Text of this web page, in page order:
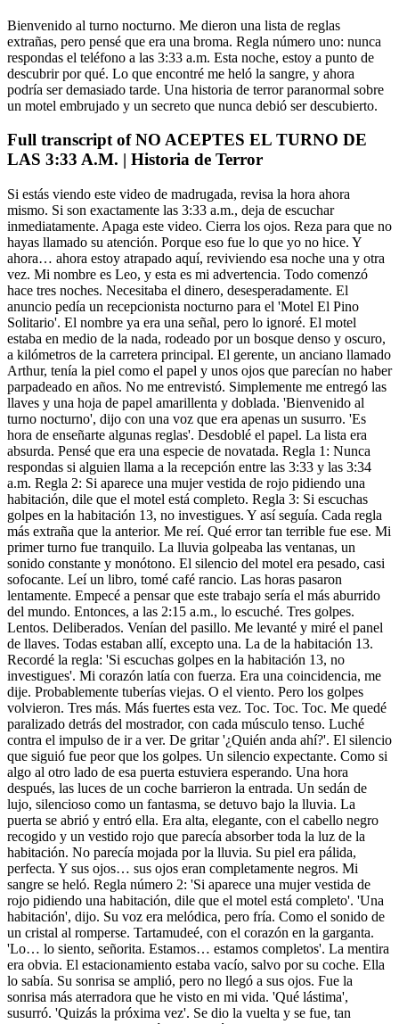
Bienvenido al turno nocturno. Me dieron una lista de reglas
extrañas, pero pensé que era una broma. Regla número uno: nunca
respondas el teléfono a las 3:33 a.m. Esta noche, estoy a punto de
descubrir por qué. Lo que encontré me heló la sangre, y ahora
podría ser demasiado tarde. Una historia de terror paranormal sobre
un motel embrujado y un secreto que nunca debió ser descubierto.
Full transcript ofNO ACEPTES EL TURNO DE
LAS 3:33 A.M. | Historia de Terror
Si estás viendo este video de madrugada, revisa la hora ahora
mismo. Si son exactamente las 3:33 a.m., deja de escuchar
inmediatamente. Apaga este video. Cierra los ojos. Reza para que no
hayas llamado su atención. Porque eso fue lo que yo no hice. Y
ahora… ahora estoy atrapado aquí, reviviendo esa noche una y otra
vez. Mi nombre es Leo, y esta es mi advertencia. Todo comenzó
hace tres noches. Necesitaba el dinero, desesperadamente. El
anuncio pedía un recepcionista nocturno para el 'Motel El Pino
Solitario'. El nombre ya era una señal, pero lo ignoré. El motel
estaba en medio de la nada, rodeado por un bosque denso y oscuro,
a kilómetros de la carretera principal. El gerente, un anciano llamado
Arthur, tenía la piel como el papel y unos ojos que parecían no haber
parpadeado en años. No me entrevistó. Simplemente me entregó las
llaves y una hoja de papel amarillenta y doblada. 'Bienvenido al
turno nocturno', dijo con una voz que era apenas un susurro. 'Es
hora de enseñarte algunas reglas'. Desdoblé el papel. La lista era
absurda. Pensé que era una especie de novatada. Regla 1: Nunca
respondas si alguien llama a la recepción entre las 3:33 y las 3:34
a.m. Regla 2: Si aparece una mujer vestida de rojo pidiendo una
habitación, dile que el motel está completo. Regla 3: Si escuchas
golpes en la habitación 13, no investigues. Y así seguía. Cada regla
más extraña que la anterior. Me reí. Qué error tan terrible fue ese. Mi
primer turno fue tranquilo. La lluvia golpeaba las ventanas, un
sonido constante y monótono. El silencio del motel era pesado, casi
sofocante. Leí un libro, tomé café rancio. Las horas pasaron
lentamente. Empecé a pensar que este trabajo sería el más aburrido
del mundo. Entonces, a las 2:15 a.m., lo escuché. Tres golpes.
Lentos. Deliberados. Venían del pasillo. Me levanté y miré el panel
de llaves. Todas estaban allí, excepto una. La de la habitación 13.
Recordé la regla: 'Si escuchas golpes en la habitación 13, no
investigues'. Mi corazón latía con fuerza. Era una coincidencia, me
dije. Probablemente tuberías viejas. O el viento. Pero los golpes
volvieron. Tres más. Más fuertes esta vez. Toc. Toc. Toc. Me quedé
paralizado detrás del mostrador, con cada músculo tenso. Luché
contra el impulso de ir a ver. De gritar '¿Quién anda ahí?'. El silencio
que siguió fue peor que los golpes. Un silencio expectante. Como si
algo al otro lado de esa puerta estuviera esperando. Una hora
después, las luces de un coche barrieron la entrada. Un sedán de
lujo, silencioso como un fantasma, se detuvo bajo la lluvia. La
puerta se abrió y entró ella. Era alta, elegante, con el cabello negro
recogido y un vestido rojo que parecía absorber toda la luz de la
habitación. No parecía mojada por la lluvia. Su piel era pálida,
perfecta. Y sus ojos… sus ojos eran completamente negros. Mi
sangre se heló. Regla número 2: 'Si aparece una mujer vestida de
rojo pidiendo una habitación, dile que el motel está completo'. 'Una
habitación', dijo. Su voz era melódica, pero fría. Como el sonido de
un cristal al romperse. Tartamudeé, con el corazón en la garganta.
'Lo… lo siento, señorita. Estamos… estamos completos'. La mentira
era obvia. El estacionamiento estaba vacío, salvo por su coche. Ella
lo sabía. Su sonrisa se amplió, pero no llegó a sus ojos. Fue la
sonrisa más aterradora que he visto en mi vida. 'Qué lástima',
susurró. 'Quizás la próxima vez'. Se dio la vuelta y se fue, tan